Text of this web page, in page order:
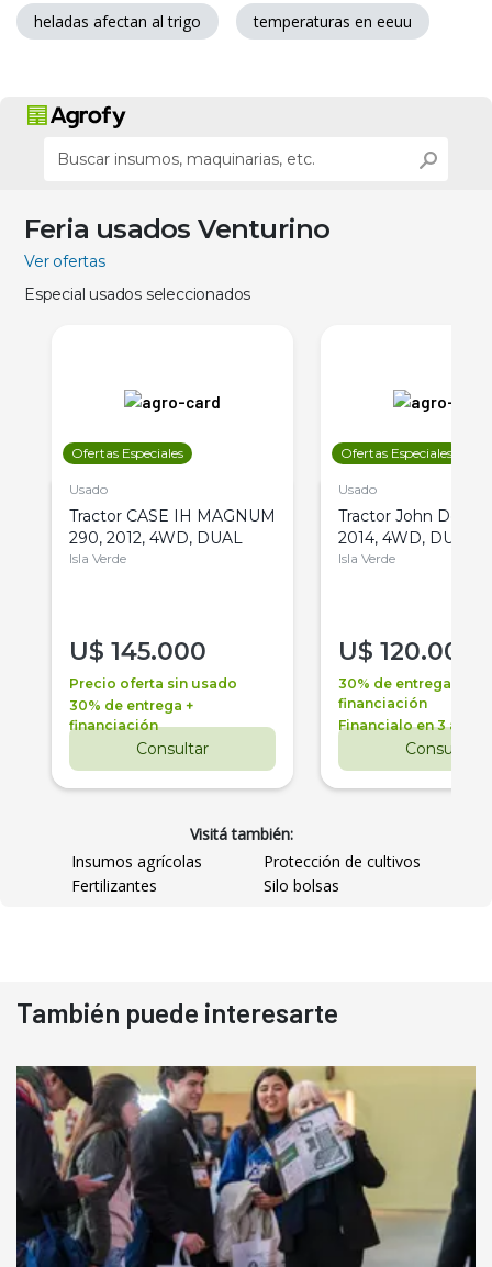
heladas afectan al trigo temperaturas en eeuu
Feria usados Venturino
Ver ofertas
Especial usados seleccionados
Ofertas Especiales
Usado
Tractor CASE IH MAGNUM
290, 2012, 4WD, DUAL
Isla Verde
U$ 145.000
Precio oferta sin usado
30% de entrega +
financiación
Consultar
Ofertas Especiales
Usado
Tractor John Deere
2014, 4WD, DUAL
Isla Verde
U$ 120.000
30% de entrega +
financiación
Financialo en 3 años
Consultar
Visitá también:
Insumos agrícolas
Protección de cultivos
Fertilizantes
Silo bolsas
También puede interesarte